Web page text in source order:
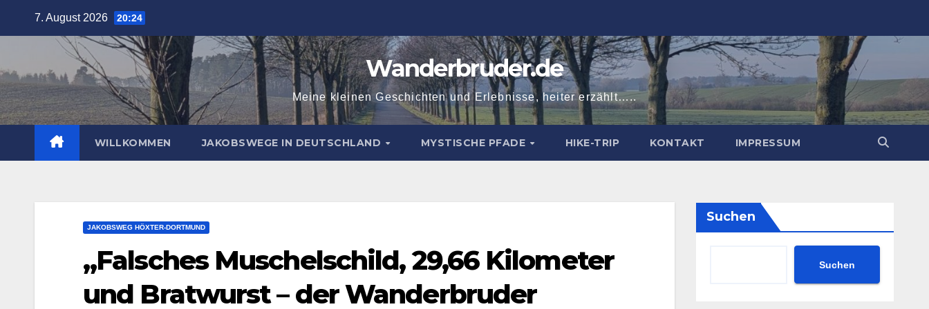
7. August 2026 20:24
Wanderbruder.de
Meine kleinen Geschichten und Erlebnisse, heiter erzählt…..
WILLKOMMEN JAKOBSWEGE IN DEUTSCHLAND MYSTISCHE PFADE HIKE-TRIP KONTAKT IMPRESSUM
JAKOBSWEG HÖXTER-DORTMUND
„Falsches Muschelschild, 29,66 Kilometer
und Bratwurst – der Wanderbruder
Suchen
Suchen